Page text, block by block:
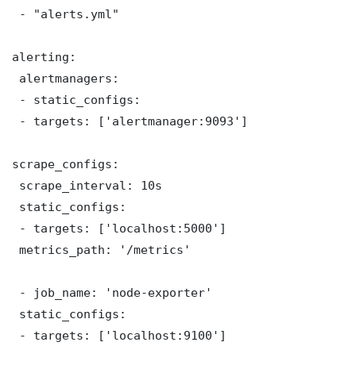
- "alerts.yml"
alerting:
alertmanagers:
- static_configs:
- targets: ['alertmanager:9093']
scrape_configs:
scrape_interval: 10s
static_configs:
- targets: ['localhost:5000']
metrics_path: '/metrics'
- job_name: 'node-exporter'
static_configs:
- targets: ['localhost:9100']